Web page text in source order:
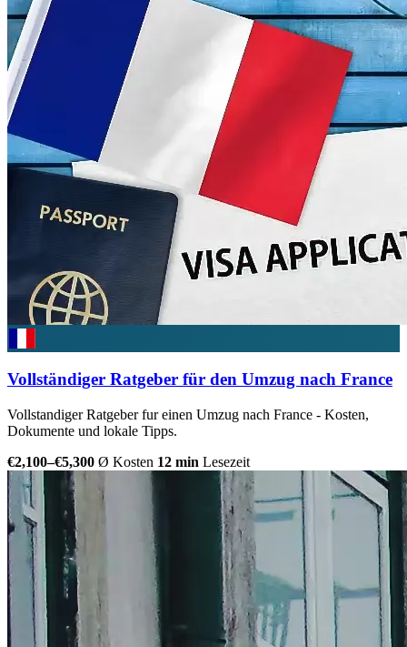
Vollständiger Ratgeber für den Umzug nach France
Vollstandiger Ratgeber fur einen Umzug nach France - Kosten,
Dokumente und lokale Tipps.
€2,100–€5,300 Ø Kosten 12 min Lesezeit